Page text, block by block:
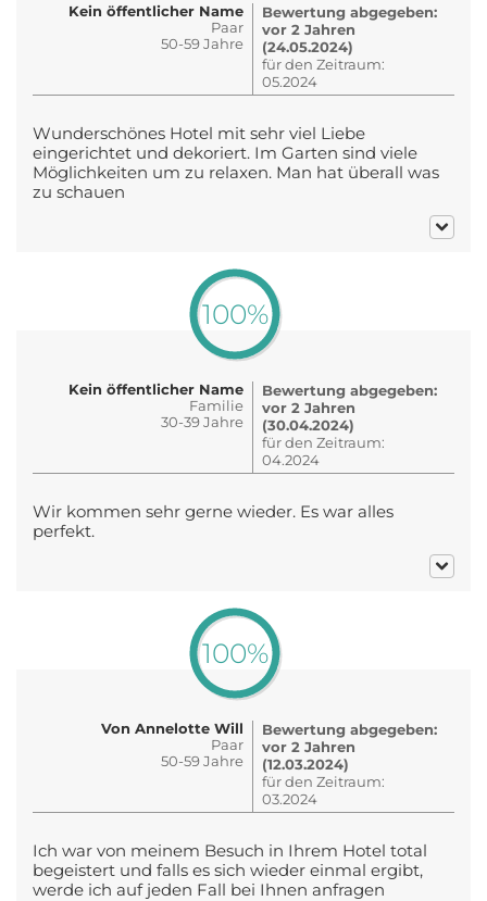
Kein öffentlicher Name
Paar
50-59 Jahre
Bewertung abgegeben:
vor 2 Jahren
(24.05.2024)
für den Zeitraum:
05.2024
Wunderschönes Hotel mit sehr viel Liebe
eingerichtet und dekoriert. Im Garten sind viele
Möglichkeiten um zu relaxen. Man hat überall was
zu schauen
100%
Kein öffentlicher Name
Familie
30-39 Jahre
Bewertung abgegeben:
vor 2 Jahren
(30.04.2024)
für den Zeitraum:
04.2024
Wir kommen sehr gerne wieder. Es war alles
perfekt.
100%
Von Annelotte Will
Paar
50-59 Jahre
Bewertung abgegeben:
vor 2 Jahren
(12.03.2024)
für den Zeitraum:
03.2024
Ich war von meinem Besuch in Ihrem Hotel total
begeistert und falls es sich wieder einmal ergibt,
werde ich auf jeden Fall bei Ihnen anfragen